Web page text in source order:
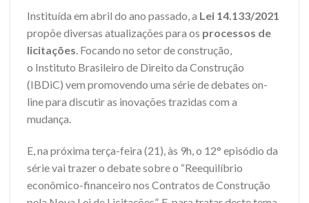
Instituída em abril do ano passado, a Lei 14.133/2021
propõe diversas atualizações para os processos de
licitações. Focando no setor de construção,
o Instituto Brasileiro de Direito da Construção
(IBDiC) vem promovendo uma série de debates on-
line para discutir as inovações trazidas com a
mudança.
E, na próxima terça-feira (21), às 9h, o 12° episódio da
série vai trazer o debate sobre o “Reequilíbrio
econômico-financeiro nos Contratos de Construção